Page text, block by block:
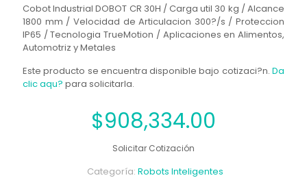
Cobot Industrial DOBOT CR 30H / Carga util 30 kg / Alcance
1800 mm / Velocidad de Articulacion 300?/s / Proteccion
IP65 / Tecnologia TrueMotion / Aplicaciones en Alimentos,
Automotriz y Metales
Este producto se encuentra disponible bajo cotizaci?n. Da
clic aqu? para solicitarla.
$908,334.00
Solicitar Cotización
Categoría: Robots Inteligentes